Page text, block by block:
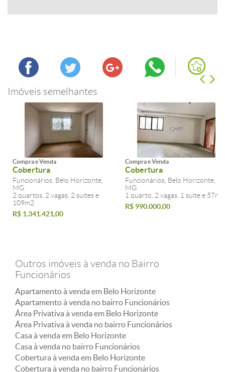
Imóveis semelhantes
Compra e Venda
Cobertura
Funcionários, Belo Horizonte,
MG
2 quartos, 2 vagas, 2 suites e
109m2
R$ 1.341.421,00
Compra e Venda
Cobertura
Funcionários, Belo Horizonte,
MG
1 quarto, 2 vagas, 1 suite e 57m2
R$ 990.000,00
Outros imóveis à venda no Bairro
Funcionários
Apartamento à venda em Belo Horizonte
Apartamento à venda no bairro Funcionários
Área Privativa à venda em Belo Horizonte
Área Privativa à venda no bairro Funcionários
Casa à venda em Belo Horizonte
Casa à venda no bairro Funcionários
Cobertura à venda em Belo Horizonte
Cobertura à venda no bairro Funcionários